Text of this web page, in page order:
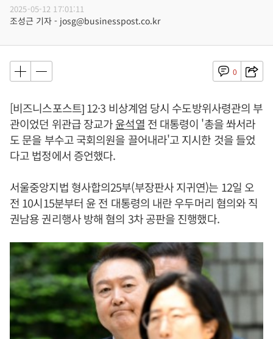
2025-05-12 17:01:11
조성근 기자 - josg@businesspost.co.kr
0
[비즈니스포스트] 12·3 비상계엄 당시 수도방위사령관의 부
관이었던 위관급 장교가윤석열 전 대통령이 '총을 쏴서라
도 문을 부수고 국회의원을 끌어내라'고 지시한 것을 들었
다고 법정에서 증언했다.
서울중앙지법 형사합의25부(부장판사 지귀연)는 12일 오
전 10시15분부터 윤 전 대통령의 내란 우두머리 혐의와 직
권남용 권리행사 방해 혐의 3차 공판을 진행했다.